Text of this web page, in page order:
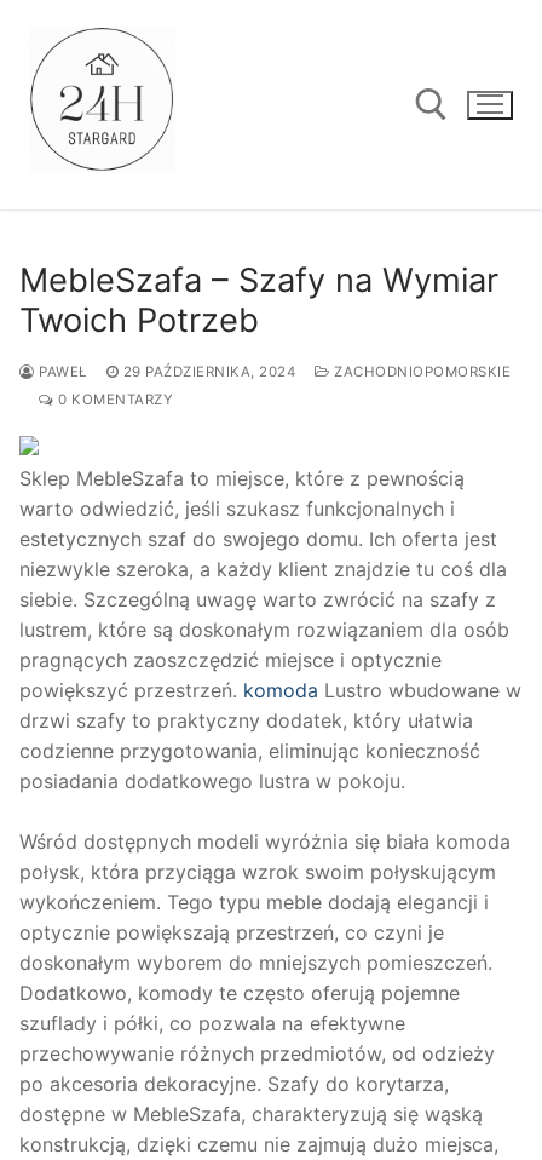
treści
MebleSzafa – Szafy na Wymiar
Twoich Potrzeb
PAWEŁ 29 PAŹDZIERNIKA, 2024
ZACHODNIOPOMORSKIE
0 KOMENTARZY
Sklep MebleSzafa to miejsce, które z pewnością
warto odwiedzić, jeśli szukasz funkcjonalnych i
estetycznych szaf do swojego domu. Ich oferta jest
niezwykle szeroka, a każdy klient znajdzie tu coś dla
siebie. Szczególną uwagę warto zwrócić na szafy z
lustrem, które są doskonałym rozwiązaniem dla osób
pragnących zaoszczędzić miejsce i optycznie
powiększyć przestrzeń. komoda Lustro wbudowane w
drzwi szafy to praktyczny dodatek, który ułatwia
codzienne przygotowania, eliminując konieczność
posiadania dodatkowego lustra w pokoju.
Wśród dostępnych modeli wyróżnia się biała komoda
połysk, która przyciąga wzrok swoim połyskującym
wykończeniem. Tego typu meble dodają elegancji i
optycznie powiększają przestrzeń, co czyni je
doskonałym wyborem do mniejszych pomieszczeń.
Dodatkowo, komody te często oferują pojemne
szuflady i półki, co pozwala na efektywne
przechowywanie różnych przedmiotów, od odzieży
po akcesoria dekoracyjne. Szafy do korytarza,
dostępne w MebleSzafa, charakteryzują się wąską
konstrukcją, dzięki czemu nie zajmują dużo miejsca,